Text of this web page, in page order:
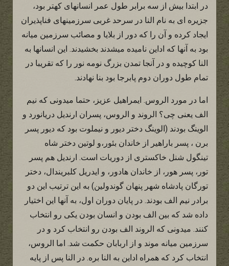
در ابتدا بیش از سه برابر طول عمر انسانهای کهتر بود،
جزیره ای به نام النا در سرحد غربی سرزمینهای فناپذیران
ایجاد کرده و آن را که دور از بلایا و مصائب سرزمین میانه
بود به آنها که اداین نامیده میشدند بخشیدند. این انسانها به
النا کوچیده و در آنجا تمدن بزرگ نومه نور را که تقریبا در
تمام طول دوران دوم پابرجا بود بنا نهادند.
اما در مورد الروس. ایمراهیل عزیز، حتما میدونی که نیم
الف یعنی چی؟ الروند و الروس، پسران ارندیل دریانورد و
الوینگ بودند (الوینگ دختر دیور و نیملوت بود که دیور پسر
برن ، پسر باراهیر از خاندان بئور،و لوتین دختر شاه
تینگول شنل خاکستری از دوریات است. ارندیل هم پسر
تور، پسر هور، از خاندان هادور، و ایدریل کلبریندال، دختر
تورگان پادشاه شهر پنهان گوندولین) به این ترتیب این دو
برادر نیم الف بودند. در پایان دوران اول، به آنها این اختیار
داده شد که بین الف بودن و انسان بودن یکی رو انتخاب
کنند. میدونی که الروند الف بودن رو انتخاب کرد و در
سرزمین میانه موند و از اربابان حکمت شد. اما الروس،
انتخاب کرد که همراه اداین به النا بره. در النا پس از پایه